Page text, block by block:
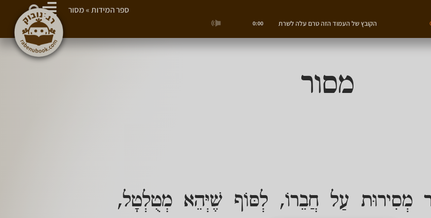
מסור
עַל חֲבֵרוֹ, לְסּוֹף שֶׁיְּהֵא מְטֻלְטָל,
ספר המידות»מסור
הקובץ של העמוד הזה טרם עלה לשרת 0:00